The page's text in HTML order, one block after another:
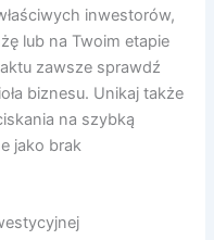
inwestorów,
lub na Twoim etapie
zawsze sprawdź
biznesu. Unikaj także
na szybką
jako brak